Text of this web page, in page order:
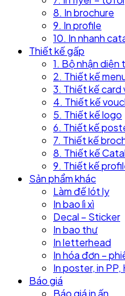
8. In brochure
9. In profile
10. In nhanh
Thiết kế gấp
1. Bộ nhận diện
2. Thiết kế
3. Thiết kế card
4. Thiết kế
5. Thiết kế logo
6. Thiết kế
7. Thiết kế
8. Thiết kế
9. Thiết kế
Sản phẩm khác
Làm đế lót ly
In bao lì xì
Decal – Sticker
In bao thư
In letterhead
In hóa đơn –
In poster, in PP,
Báo giá
Báo giá in ấn